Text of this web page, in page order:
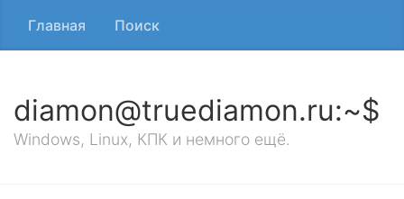
Главная Поиск
diamon@truediamon.ru:~$
Windows, Linux, КПК и немного ещё.